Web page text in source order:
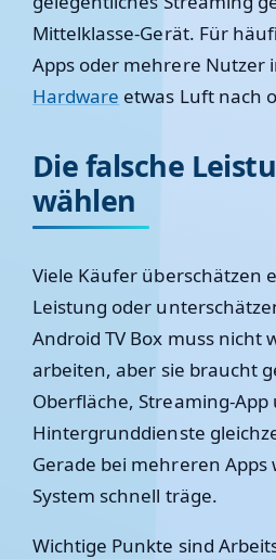
Mittelklasse-Gerät. Für
Apps oder mehrere Nutzer
Hardware etwas Luft nach
Die falsche
wählen
Viele Käufer überschätzen
Leistung oder
Android TV Box muss nicht
arbeiten, aber sie braucht
Oberfläche, Streaming-App
Hintergrunddienste
Gerade bei mehreren Apps
System schnell träge.
Wichtige Punkte sind